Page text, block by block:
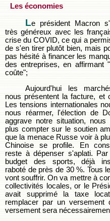
Les économies
Le président Macron
très généreux avec les
crise du COVID, ce qui a
de s'en tirer plutôt bien, mais
pas hésité à financer les
des entreprises, en affirmant
coûte";
Aujourd'hui les
nous présentent la facture, et
Les tensions internationales
nous réarmer, l'élection de
aggrave notre situation, nous
plus compter sur le soutien
que la menace Russe voir à
Chinoise se profile. En
reste à dépenser s'aplati.
budget des sports, déjà
raboté de près de 30 %. Tous
vont souffrir. On va mettre à
collectivités locales, or le
avait supprimé la taxe
remplacer par un versement
versement sera